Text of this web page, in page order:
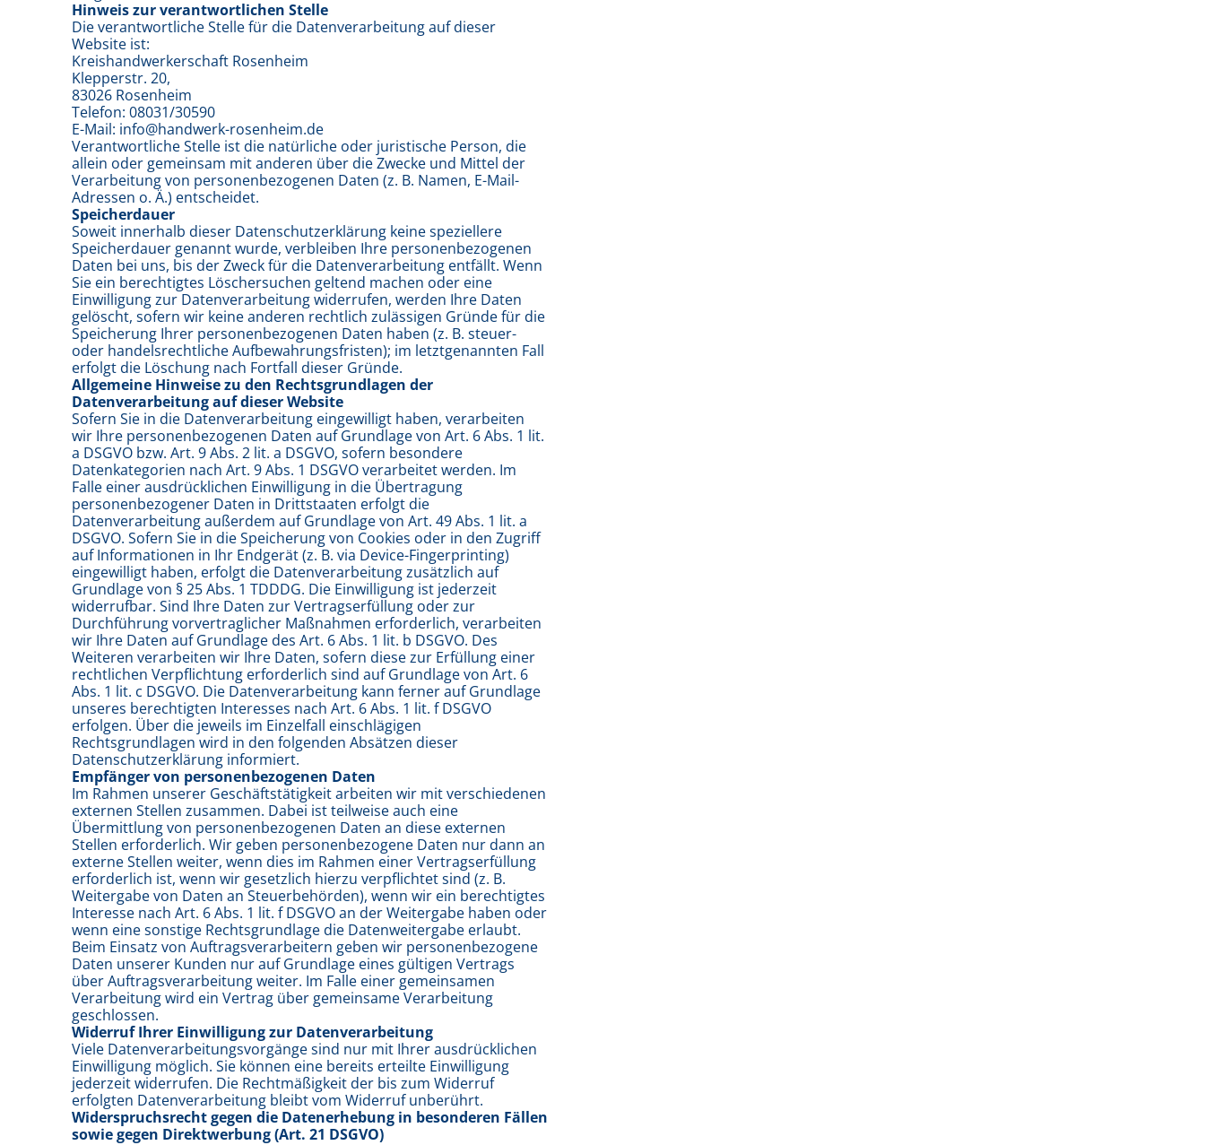
Hinweis zur verantwortlichen Stelle
Die verantwortliche Stelle für die Datenverarbeitung auf dieser
Website ist:
Kreishandwerkerschaft Rosenheim
Klepperstr. 20,
83026 Rosenheim
Telefon: 08031/30590
E-Mail: info@handwerk-rosenheim.de
Verantwortliche Stelle ist die natürliche oder juristische Person, die
allein oder gemeinsam mit anderen über die Zwecke und Mittel der
Verarbeitung von personenbezogenen Daten (z. B. Namen, E-Mail-
Adressen o. Ä.) entscheidet.
Speicherdauer
Soweit innerhalb dieser Datenschutzerklärung keine speziellere
Speicherdauer genannt wurde, verbleiben Ihre personenbezogenen
Daten bei uns, bis der Zweck für die Datenverarbeitung entfällt. Wenn
Sie ein berechtigtes Löschersuchen geltend machen oder eine
Einwilligung zur Datenverarbeitung widerrufen, werden Ihre Daten
gelöscht, sofern wir keine anderen rechtlich zulässigen Gründe für die
Speicherung Ihrer personenbezogenen Daten haben (z. B. steuer-
oder handelsrechtliche Aufbewahrungsfristen); im letztgenannten Fall
erfolgt die Löschung nach Fortfall dieser Gründe.
Allgemeine Hinweise zu den Rechtsgrundlagen der
Datenverarbeitung auf dieser Website
Sofern Sie in die Datenverarbeitung eingewilligt haben, verarbeiten
wir Ihre personenbezogenen Daten auf Grundlage von Art. 6 Abs. 1 lit.
a DSGVO bzw. Art. 9 Abs. 2 lit. a DSGVO, sofern besondere
Datenkategorien nach Art. 9 Abs. 1 DSGVO verarbeitet werden. Im
Falle einer ausdrücklichen Einwilligung in die Übertragung
personenbezogener Daten in Drittstaaten erfolgt die
Datenverarbeitung außerdem auf Grundlage von Art. 49 Abs. 1 lit. a
DSGVO. Sofern Sie in die Speicherung von Cookies oder in den Zugriff
auf Informationen in Ihr Endgerät (z. B. via Device-Fingerprinting)
eingewilligt haben, erfolgt die Datenverarbeitung zusätzlich auf
Grundlage von § 25 Abs. 1 TDDDG. Die Einwilligung ist jederzeit
widerrufbar. Sind Ihre Daten zur Vertragserfüllung oder zur
Durchführung vorvertraglicher Maßnahmen erforderlich, verarbeiten
wir Ihre Daten auf Grundlage des Art. 6 Abs. 1 lit. b DSGVO. Des
Weiteren verarbeiten wir Ihre Daten, sofern diese zur Erfüllung einer
rechtlichen Verpflichtung erforderlich sind auf Grundlage von Art. 6
Abs. 1 lit. c DSGVO. Die Datenverarbeitung kann ferner auf Grundlage
unseres berechtigten Interesses nach Art. 6 Abs. 1 lit. f DSGVO
erfolgen. Über die jeweils im Einzelfall einschlägigen
Rechtsgrundlagen wird in den folgenden Absätzen dieser
Datenschutzerklärung informiert.
Empfänger von personenbezogenen Daten
Im Rahmen unserer Geschäftstätigkeit arbeiten wir mit verschiedenen
externen Stellen zusammen. Dabei ist teilweise auch eine
Übermittlung von personenbezogenen Daten an diese externen
Stellen erforderlich. Wir geben personenbezogene Daten nur dann an
externe Stellen weiter, wenn dies im Rahmen einer Vertragserfüllung
erforderlich ist, wenn wir gesetzlich hierzu verpflichtet sind (z. B.
Weitergabe von Daten an Steuerbehörden), wenn wir ein berechtigtes
Interesse nach Art. 6 Abs. 1 lit. f DSGVO an der Weitergabe haben oder
wenn eine sonstige Rechtsgrundlage die Datenweitergabe erlaubt.
Beim Einsatz von Auftragsverarbeitern geben wir personenbezogene
Daten unserer Kunden nur auf Grundlage eines gültigen Vertrags
über Auftragsverarbeitung weiter. Im Falle einer gemeinsamen
Verarbeitung wird ein Vertrag über gemeinsame Verarbeitung
geschlossen.
Widerruf Ihrer Einwilligung zur Datenverarbeitung
Viele Datenverarbeitungsvorgänge sind nur mit Ihrer ausdrücklichen
Einwilligung möglich. Sie können eine bereits erteilte Einwilligung
jederzeit widerrufen. Die Rechtmäßigkeit der bis zum Widerruf
erfolgten Datenverarbeitung bleibt vom Widerruf unberührt.
Widerspruchsrecht gegen die Datenerhebung in besonderen Fällen
sowie gegen Direktwerbung (Art. 21 DSGVO)